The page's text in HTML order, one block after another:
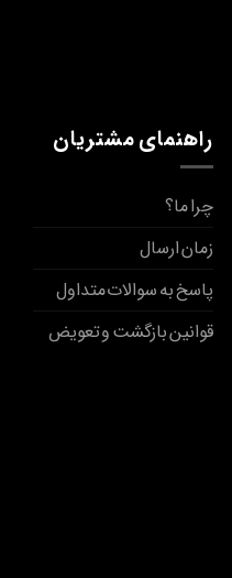
راهنمای مشتریان
چرا ما؟
زمان ارسال
پاسخ به سوالات متداول
قوانین بازگشت و تعویض